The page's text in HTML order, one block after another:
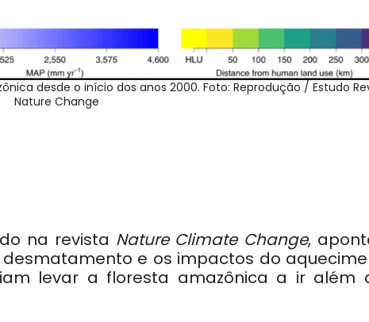
desde o início dos anos 2000. Foto: Reprodução / Estudo
Nature Change
na revista Nature Climate Change,
e os impactos do
levar a floresta amazônica a ir além